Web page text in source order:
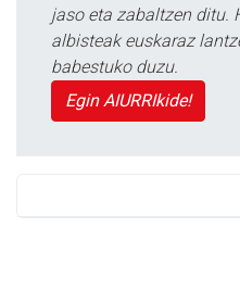
jaso eta zabaltzen ditu.
albisteak euskaraz
babestuko duzu.
Egin AIURRIkide!